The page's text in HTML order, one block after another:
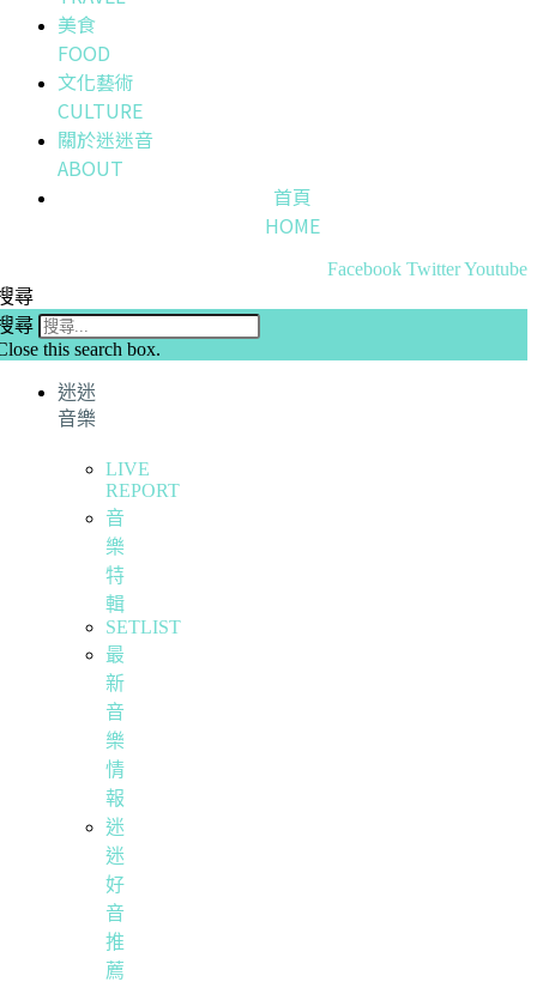
美食
FOOD
文化藝術
CULTURE
關於迷迷音
ABOUT
首頁
HOME
Facebook TwitterYoutube
尋
尋
this search box.
迷迷
音樂
LIVE
REPORT
音
樂
特
輯
SETLIST
最
新
音
樂
情
報
迷
迷
好
音
推
薦